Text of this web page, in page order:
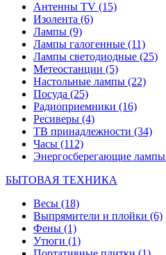
Антенны TV (15)
Изолента (6)
Лампы (9)
Лампы галогенные (11)
Лампы светодиодные (25)
Метеостанции (5)
Настольные лампы (22)
Посуда (25)
Радиоприемники (16)
Ресиверы (4)
ТВ принадлежности (34)
Часы (112)
Энергосберегающие лампы
БЫТОВАЯ ТЕХНИКА
Весы (18)
Выпрямители и плойки (6)
Фены (1)
Утюги (1)